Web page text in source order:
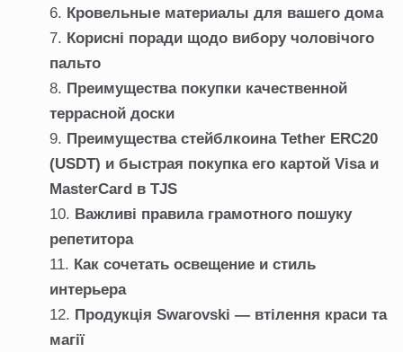
Кровельные материалы для вашего дома
Корисні поради щодо вибору чоловічого
пальто
Преимущества покупки качественной
террасной доски
Преимущества стейблкоина Tether ERC20
(USDT) и быстрая покупка его картой Visa и
MasterCard в TJS
Важливі правила грамотного пошуку
репетитора
Как сочетать освещение и стиль
интерьера
Продукція Swarovski — втілення краси та
магії